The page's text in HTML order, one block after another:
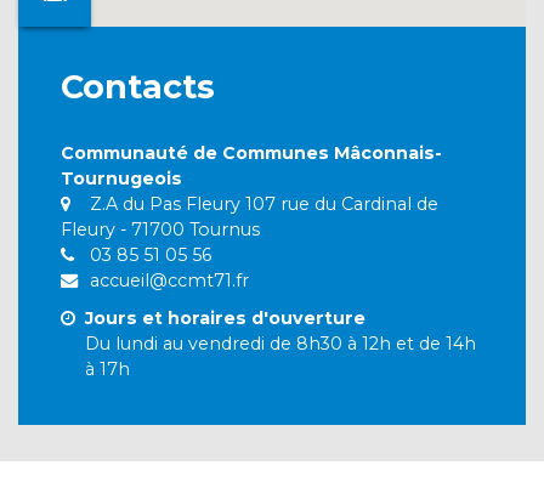
Contacts
Communauté de Communes Mâconnais-
Tournugeois
Z.A du Pas Fleury 107 rue du Cardinal de
Fleury - 71700 Tournus
03 85 51 05 56
accueil@ccmt71.fr
Jours et horaires d'ouverture
Du lundi au vendredi de 8h30 à 12h et de 14h
à 17h